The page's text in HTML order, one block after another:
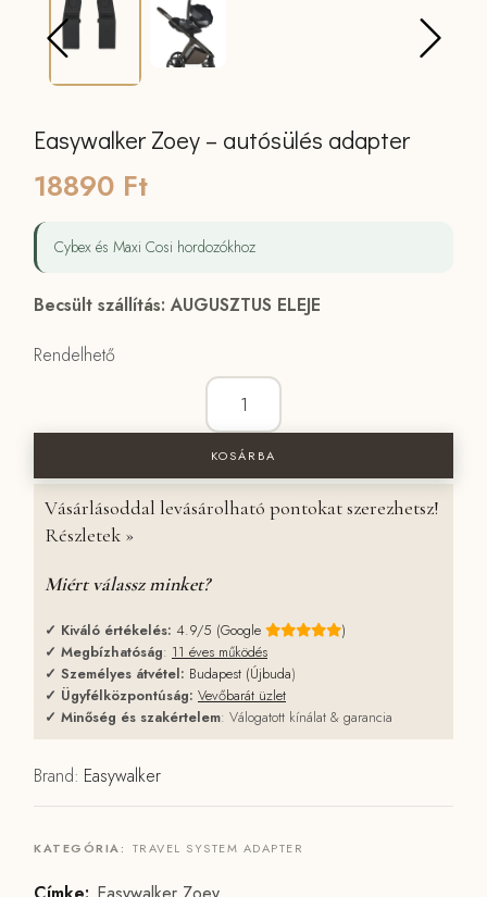
Easywalker Zoey – autósülés adapter
18890 Ft
Cybex és Maxi Cosi hordozókhoz
Becsült szállítás: AUGUSZTUS ELEJE
Rendelhető
Easywalker Zoey - autósülés adapter
KOSÁRBA
Vásárlásoddal levásárolható pontokat szerezhetsz!
Részletek »
Miért válassz minket?
✓ Kiváló értékelés: 4.9/5 (Google
)
✓ Megbízhatóság: 11 éves működés
✓ Személyes átvétel: Budapest (Újbuda)
✓ Ügyfélközpontúság: Vevőbarát üzlet
✓ Minőség és szakértelem: Válogatott kínálat & garancia
Brand: Easywalker
KATEGÓRIA: TRAVEL SYSTEM ADAPTER